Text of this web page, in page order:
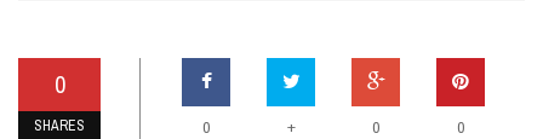
0
SHARES 0 + 0 0